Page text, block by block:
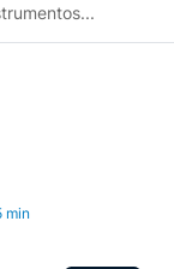
min